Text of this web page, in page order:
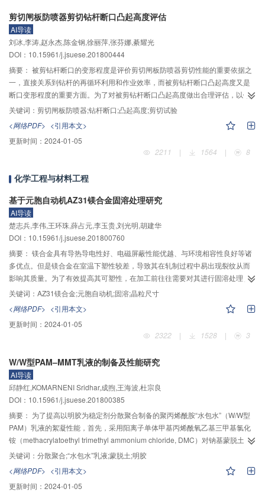
与强度随方向角的变化而变化。流体流经各楔，会产生不同的楔效应，多楔效
应的组合影响了压力分布，最终决定了密封性能。最后，基于多楔现象，研究
了等边三角形微孔端面机械密封的泄漏率与开启力。低压差下，方向角α=40°
时泄漏率最小；高压差下，α=110°时泄漏率最小；增大转速将强化泄漏率的变
化趋势。开启力在α∈[0°,120°]时，先减小后增大，α=60°时开启力最小；当
α∈[0°,40°]及α∈[100°,120°]时，开启力随转速增加而增大；当α∈[40°,100°]
时，开启力随转速增加而减小。
剪切闸板防喷器剪切钻杆断口凸起高度评估
AI导读
刘冰,李涛,赵永杰,陈金钢,徐丽萍,张芬娜,綦耀光
DOI：10.15961/j.jsuese.201800444
摘要： 被剪钻杆断口的变形程度是评价剪切闸板防喷器剪切性能的重要依据之
一，直接关系到钻杆的再循环利用和作业效率，而被剪钻杆断口凸起高度又是
断口变形程度的重要方面。为了对被剪钻杆断口凸起高度做出合理评估，以钻
杆为研究对象，依据运动学基本规律建立剪切闸板的运动方程，综合考虑作业
参数，以坐标转换公式的矩阵形式和滑移线理论为基础，分别给出由单剪切点
导致被剪钻杆断口在任意时刻及最终凸起高度的理论预测式，继而确定断口凸
起位置并建立冲击块导致被剪钻杆断口凸起高度的理论评估模型。用剪切闸板
防喷器进行剪切CT90管的剪切试验，获得CT90管的断口数据对评估模型进行
在10%以内，具有较高的可靠性和适用性。分析V型角、刃口倒角等剪切闸板冲
击块关键结构参数及钻杆结构尺寸对被剪钻杆断口凸起高度的影响规律，研究
表明钻杆断口凸起高度随着V型角的增大而增加，随着刃口倒角的增大呈波浪形
变动，且波谷逐步增加，刃口倒角在20°时，钻杆断口凸起高度最小，钻杆断口
凸起高度随着剪切点至V型角中心点的长度增加而增加。在满足井控要求的情况
下，设计剪切闸板时，冲击块的刃口倒角以20°为宜，V型角越小越好并尽可能
地缩短剪切点至V型角中心点的长度。钻杆断口凸起高度随着钻杆内径及壁厚的
增大而增大，在满足钻采的要求下，钻杆宜选用小通径薄壁钻杆。
关键词： 剪切闸板防喷器;钻杆断口;凸起高度;剪切试验
<网络PDF> <引用本文>
更新时间： 2024-01-05
2211
| 1564 | 8
化学工程与材料工程
基于元胞自动机AZ31镁合金固溶处理研究
AI导读
楚志兵,李伟,王环珠,薛占元,李玉贵,刘光明,胡建华
DOI：10.15961/j.jsuese.201800760
摘要： 镁合金具有导热导电性好、电磁屏蔽性能优越、与环境相容性良好等诸
多优点。但是镁合金在室温下塑性较差，导致其在轧制过程中易出现裂纹从而
影响其质量。为了有效提高其可塑性，在加工前往往需要对其进行固溶处理。
基于此，通过金相实验，得到AZ31镁合金管材原始晶粒组织，基于晶粒长大的
热力学机制、曲率驱动机制和能量耗散机制，建立元胞自动机模型，针对镁合
金建立了三大晶粒演变规则，研究AZ31镁合金在不同温度和不同时间下晶粒演
变规律与边数变化情况，最终获得晶粒均匀分布且以六边形为主的微观组织。
通过晶粒长大拓扑学分析与晶粒尺寸分布统计，得出晶粒尺寸在不同温度和时
长大数学模型，合理预测并控制AZ31镁合金固溶后的晶粒尺寸和最终性能，分
析了晶粒长大动力学，得出镁合金生长指数为0.87，并通过实验验证了元胞自
动机模型的正确性和合理性，为研究镁合金在变形过程中的晶粒演变奠定基
础。
关键词： AZ31镁合金;元胞自动机;固溶;晶粒尺寸
<网络PDF> <引用本文>
更新时间： 2024-01-05
2322
| 1528 | 3
W/W型PAM–MMT乳液的制备及性能研究
AI导读
邱静红,KOMARNENI Sridhar,成煦,王海波,杜宗良
DOI：10.15961/j.jsuese.201800385
摘要： 为了提高以明胶为稳定剂分散聚合制备的聚丙烯酰胺“水包水”（W/W型
PAM）乳液的絮凝性能，首先，采用阳离子单体甲基丙烯酰氧乙基三甲基氯化
铵（methacrylatoethyl trimethyl ammonium chloride, DMC）对钠基蒙脱土
（sodium-montmorillonite, Na–MMT）进行插层改性制备有机蒙脱土（organic
montmorillonite, OMMT），通过X射线衍射（X-ray diffraction, XRD）测试得到
插层改性后蒙脱土的层间距由1.25 nm增加至1.43 nm，说明DMC单体已经成功
插层进入蒙脱土片层。然后，将OMMT引入以明胶为稳定剂的W/W型PAM乳液
关键词： 分散聚合;“水包水”乳液;蒙脱土;明胶
<网络PDF> <引用本文>
更新时间： 2024-01-05